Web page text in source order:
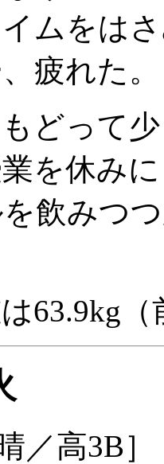
ムをは
疲れた。
どって
を休み
飲みつ
63.9kg（
／高3B］